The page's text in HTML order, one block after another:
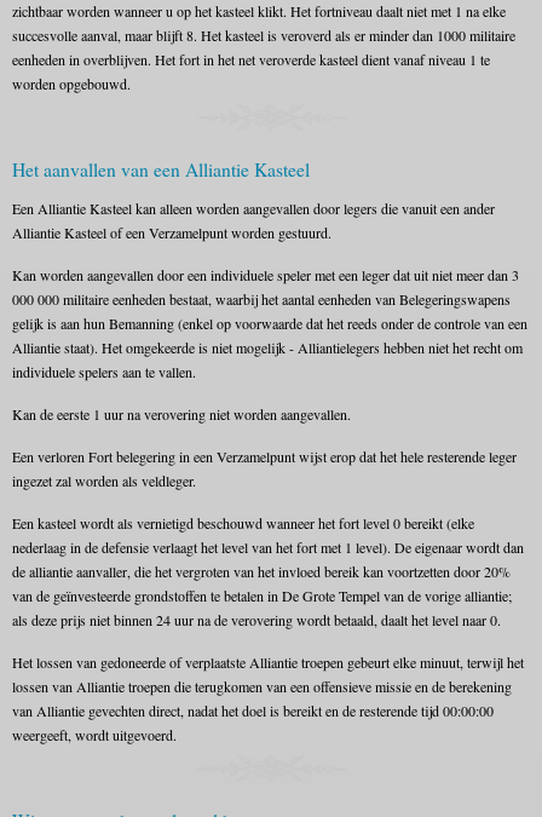
zichtbaar worden wanneer u op het kasteel klikt. Het fortniveau daalt niet met 1 na elke
succesvolle aanval, maar blijft 8. Het kasteel is veroverd als er minder dan 1000 militaire
eenheden in overblijven. Het fort in het net veroverde kasteel dient vanaf niveau 1 te
worden opgebouwd.
Het aanvallen van een Alliantie Kasteel
Een Alliantie Kasteel kan alleen worden aangevallen door legers die vanuit een ander
Alliantie Kasteel of een Verzamelpunt worden gestuurd.
Kan worden aangevallen door een individuele speler met een leger dat uit niet meer dan 3
000 000 militaire eenheden bestaat, waarbij het aantal eenheden van Belegeringswapens
gelijk is aan hun Bemanning (enkel op voorwaarde dat het reeds onder de controle van een
Alliantie staat). Het omgekeerde is niet mogelijk - Alliantielegers hebben niet het recht om
individuele spelers aan te vallen.
Kan de eerste 1 uur na verovering niet worden aangevallen.
Een verloren Fort belegering in een Verzamelpunt wijst erop dat het hele resterende leger
ingezet zal worden als veldleger.
Een kasteel wordt als vernietigd beschouwd wanneer het fort level 0 bereikt (elke
nederlaag in de defensie verlaagt het level van het fort met 1 level). De eigenaar wordt dan
de alliantie aanvaller, die het vergroten van het invloed bereik kan voortzetten door 20%
van de geïnvesteerde grondstoffen te betalen in De Grote Tempel van de vorige alliantie;
als deze prijs niet binnen 24 uur na de verovering wordt betaald, daalt het level naar 0.
Het lossen van gedoneerde of verplaatste Alliantie troepen gebeurt elke minuut, terwijl het
lossen van Alliantie troepen die terugkomen van een offensieve missie en de berekening
van Alliantie gevechten direct, nadat het doel is bereikt en de resterende tijd 00:00:00
weergeeft, wordt uitgevoerd.